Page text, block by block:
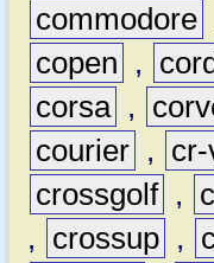
commodore
copen
,
corsa ,
courier ,
crossgolf ,
,
crossup ,